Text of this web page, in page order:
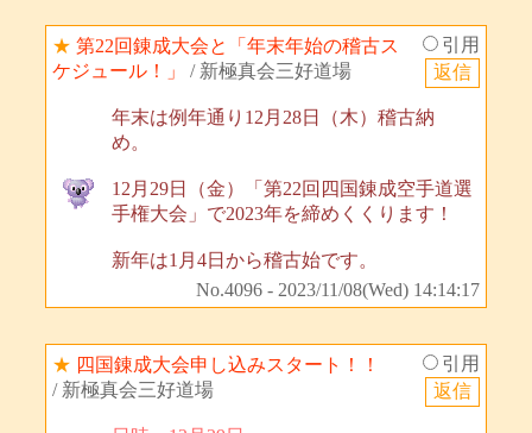
★ 第22回錬成大会と「年末年始の稽古ス
ケジュール！」
/ 新極真会三好道場
引用
年末は例年通り12月28日（木）稽古納
め。
12月29日（金）「第22回四国錬成空手道選
手権大会」で2023年を締めくくります！
新年は1月4日から稽古始です。
No.4096 - 2023/11/08(Wed) 14:14:17
★ 四国錬成大会申し込みスタート！！
/ 新極真会三好道場
引用